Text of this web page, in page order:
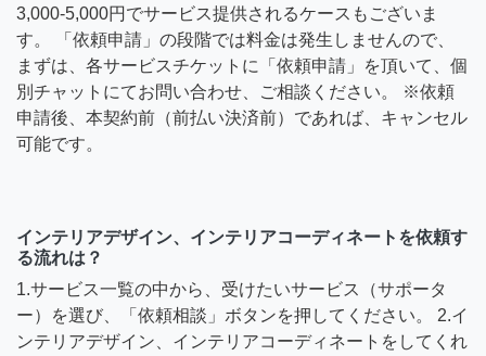
3,000-5,000円でサービス提供されるケースもございま
す。 「依頼申請」の段階では料金は発生しませんので、
まずは、各サービスチケットに「依頼申請」を頂いて、個
別チャットにてお問い合わせ、ご相談ください。 ※依頼
申請後、本契約前（前払い決済前）であれば、キャンセル
可能です。
インテリアデザイン、インテリアコーディネートを依頼す
る流れは？
1.サービス一覧の中から、受けたいサービス（サポータ
ー）を選び、「依頼相談」ボタンを押してください。 2.イ
ンテリアデザイン、インテリアコーディネートをしてくれ